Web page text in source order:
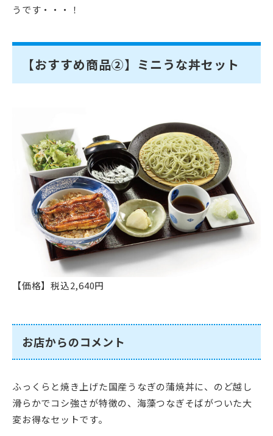
うです・・・！
【おすすめ商品②】ミニうな丼セット
【価格】税込2,640円
お店からのコメント
ふっくらと焼き上げた国産うなぎの蒲焼丼に、のど越し
滑らかでコシ強さが特徴の、海藻つなぎそばがついた大
変お得なセットです。